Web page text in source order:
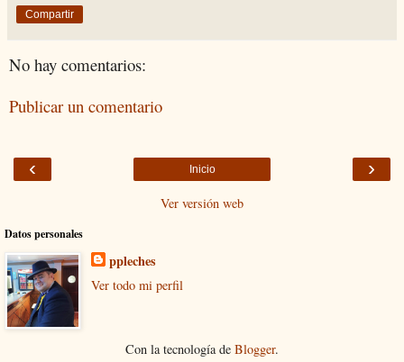
Compartir
No hay comentarios:
Publicar un comentario
‹ ›
Inicio
Ver versión web
Datos personales
ppleches
Ver todo mi perfil
Con la tecnología de Blogger.